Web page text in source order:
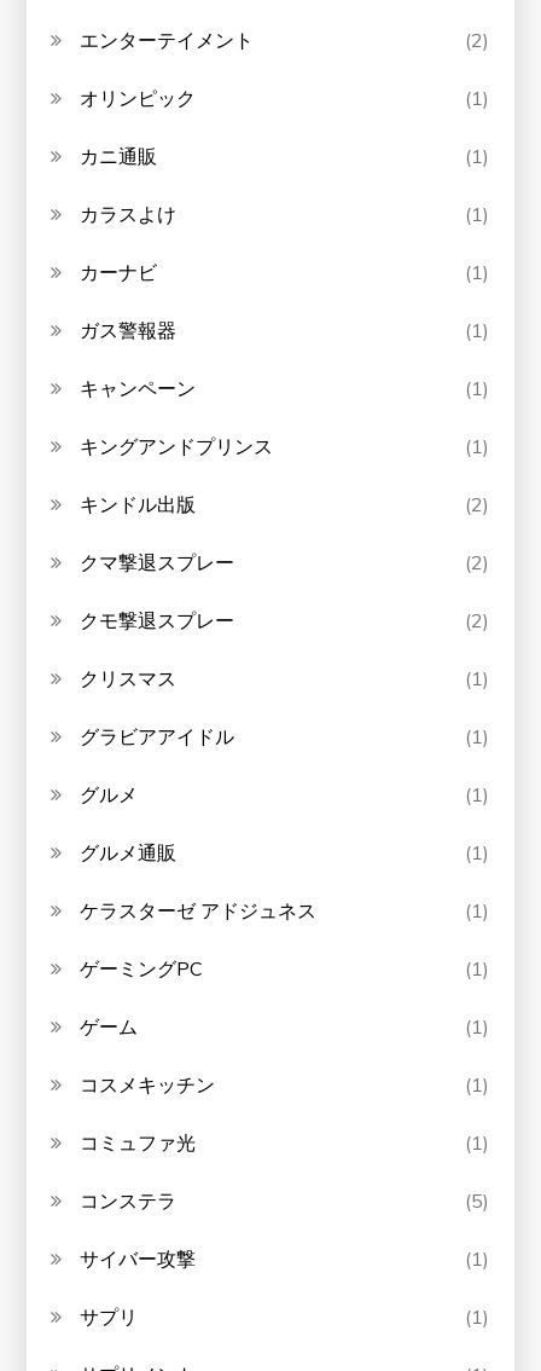
エンターテイメント (2)
オリンピック (1)
カニ通販 (1)
カラスよけ (1)
カーナビ (1)
ガス警報器 (1)
キャンペーン (1)
キングアンドプリンス (1)
キンドル出版 (2)
クマ撃退スプレー (2)
クモ撃退スプレー (2)
クリスマス (1)
グラビアアイドル (1)
グルメ (1)
グルメ通販 (1)
ケラスターゼ アドジュネス (1)
ゲーミングPC (1)
ゲーム (1)
コスメキッチン (1)
コミュファ光 (1)
コンステラ (5)
サイバー攻撃 (1)
サプリ (1)